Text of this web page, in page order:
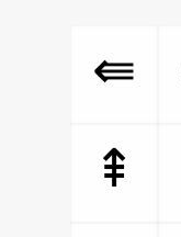
⇚
⇞